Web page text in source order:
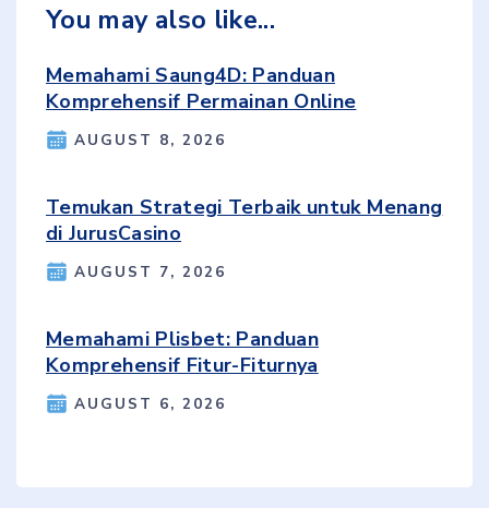
You may also like...
Memahami Saung4D: Panduan
Komprehensif Permainan Online
AUGUST 8, 2026
Temukan Strategi Terbaik untuk Menang
di JurusCasino
AUGUST 7, 2026
Memahami Plisbet: Panduan
Komprehensif Fitur-Fiturnya
AUGUST 6, 2026